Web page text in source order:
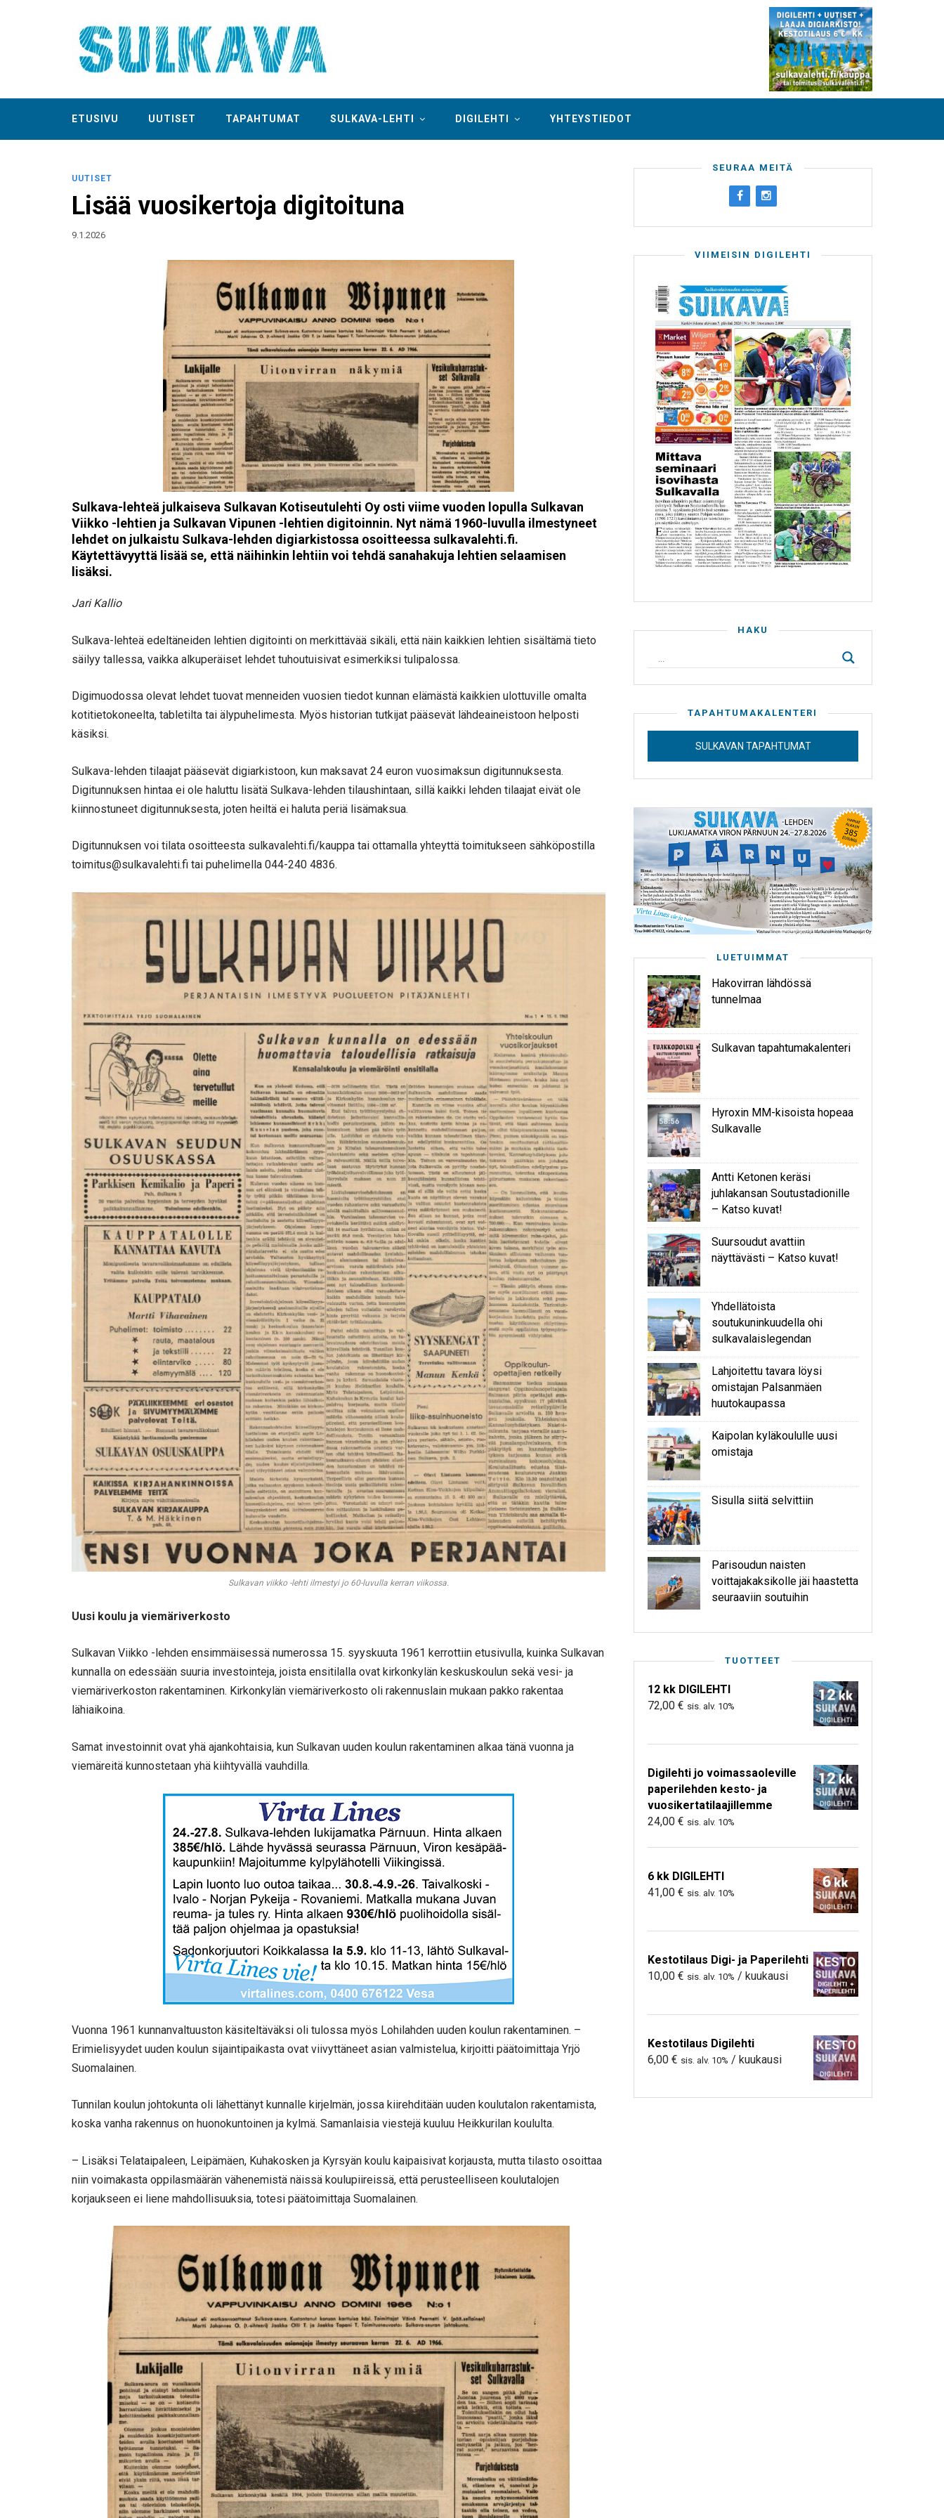
ETUSIVU UUTISET TAPAHTUMAT SULKAVA-LEHTI DIGILEHTI YHTEYSTIEDOT
UUTISET
Lisää vuosikertoja digitoituna
9.1.2026
Sulkava-lehteä julkaiseva Sulkavan Kotiseutulehti Oy osti viime vuoden lopulla Sulkavan
Viikko -lehtien ja Sulkavan Vipunen -lehtien digitoinnin. Nyt nämä 1960-luvulla ilmestyneet
lehdet on julkaistu Sulkava-lehden digiarkistossa osoitteessa sulkavalehti.fi.
Käytettävyyttä lisää se, että näihinkin lehtiin voi tehdä sanahakuja lehtien selaamisen
lisäksi.
Jari Kallio
Sulkava-lehteä edeltäneiden lehtien digitointi on merkittävää sikäli, että näin kaikkien lehtien sisältämä tieto
säilyy tallessa, vaikka alkuperäiset lehdet tuhoutuisivat esimerkiksi tulipalossa.
Digimuodossa olevat lehdet tuovat menneiden vuosien tiedot kunnan elämästä kaikkien ulottuville omalta
kotitietokoneelta, tabletilta tai älypuhelimesta. Myös historian tutkijat pääsevät lähdeaineistoon helposti
käsiksi.
Sulkava-lehden tilaajat pääsevät digiarkistoon, kun maksavat 24 euron vuosimaksun digitunnuksesta.
Digitunnuksen hintaa ei ole haluttu lisätä Sulkava-lehden tilaushintaan, sillä kaikki lehden tilaajat eivät ole
kiinnostuneet digitunnuksesta, joten heiltä ei haluta periä lisämaksua.
Digitunnuksen voi tilata osoitteesta sulkavalehti.fi/kauppa tai ottamalla yhteyttä toimitukseen sähköpostilla
toimitus@sulkavalehti.fi tai puhelimella 044-240 4836.
Sulkavan viikko -lehti ilmestyi jo 60-luvulla kerran viikossa.
Uusi koulu ja viemäriverkosto
Sulkavan Viikko -lehden ensimmäisessä numerossa 15. syyskuuta 1961 kerrottiin etusivulla, kuinka Sulkavan
kunnalla on edessään suuria investointeja, joista ensitilalla ovat kirkonkylän keskuskoulun sekä vesi- ja
viemäriverkoston rakentaminen. Kirkonkylän viemäriverkosto oli rakennuslain mukaan pakko rakentaa
lähiaikoina.
Samat investoinnit ovat yhä ajankohtaisia, kun Sulkavan uuden koulun rakentaminen alkaa tänä vuonna ja
viemäreitä kunnostetaan yhä kiihtyvällä vauhdilla.
Vuonna 1961 kunnanvaltuuston käsiteltäväksi oli tulossa myös Lohilahden uuden koulun rakentaminen. –
Erimielisyydet uuden koulun sijaintipaikasta ovat viivyttäneet asian valmistelua, kirjoitti päätoimittaja Yrjö
Suomalainen.
Tunnilan koulun johtokunta oli lähettänyt kunnalle kirjelmän, jossa kiirehditään uuden koulutalon rakentamista,
koska vanha rakennus on huonokuntoinen ja kylmä. Samanlaisia viestejä kuuluu Heikkurilan koululta.
– Lisäksi Telataipaleen, Leipämäen, Kuhakosken ja Kyrsyän koulu kaipaisivat korjausta, mutta tilasto osoittaa
niin voimakasta oppilasmäärän vähenemistä näissä koulupiireissä, että perusteelliseen koulutalojen
korjaukseen ei liene mahdollisuuksia, totesi päätoimittaja Suomalainen.
SEURAA MEITÄ
VIIMEISIN DIGILEHTI
HAKU
TAPAHTUMAKALENTERI
SULKAVAN TAPAHTUMAT
LUETUIMMAT
Hakovirran lähdössä
tunnelmaa
Sulkavan tapahtumakalenteri
Hyroxin MM-kisoista hopeaa
Sulkavalle
Antti Ketonen keräsi
juhlakansan Soutustadionille
– Katso kuvat!
Suursoudut avattiin
näyttävästi – Katso kuvat!
Yhdellätoista
soutukuninkuudella ohi
sulkavalaislegendan
Lahjoitettu tavara löysi
omistajan Palsanmäen
huutokaupassa
Kaipolan kyläkoululle uusi
omistaja
Sisulla siitä selvittiin
Parisoudun naisten
voittajakaksikolle jäi haastetta
seuraaviin soutuihin
TUOTTEET
12 kk DIGILEHTI
72,00 € sis. alv. 10%
Digilehti jo voimassaoleville
paperilehden kesto- ja
vuosikertatilaajillemme
24,00 € sis. alv. 10%
6 kk DIGILEHTI
41,00 € sis. alv. 10%
Kestotilaus Digi- ja Paperilehti
10,00 € sis. alv. 10% / kuukausi
Kestotilaus Digilehti
6,00 € sis. alv. 10% / kuukausi